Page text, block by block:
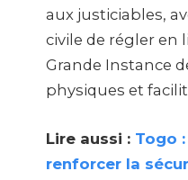
aux justiciables,
civile de régler en
Grande Instance
physiques et
Lire aussi : Togo
renforcer la